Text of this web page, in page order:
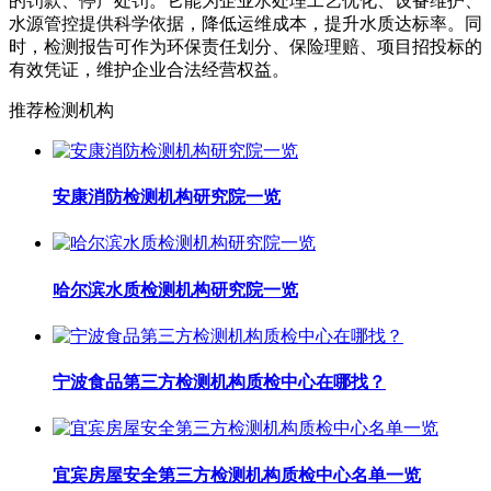
水源管控提供科学依据，降低运维成本，提升水质达标率。同
时，检测报告可作为环保责任划分、保险理赔、项目招投标的
有效凭证，维护企业合法经营权益。
推荐检测机构
安康消防检测机构研究院一览
哈尔滨水质检测机构研究院一览
宁波食品第三方检测机构质检中心在哪找？
宜宾房屋安全第三方检测机构质检中心名单一览